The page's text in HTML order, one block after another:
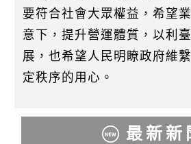
要符合社會大眾權益，希望
意下，提升營運體質，以利
展，也希望人民明瞭政府維
定秩序的用心。
最新新